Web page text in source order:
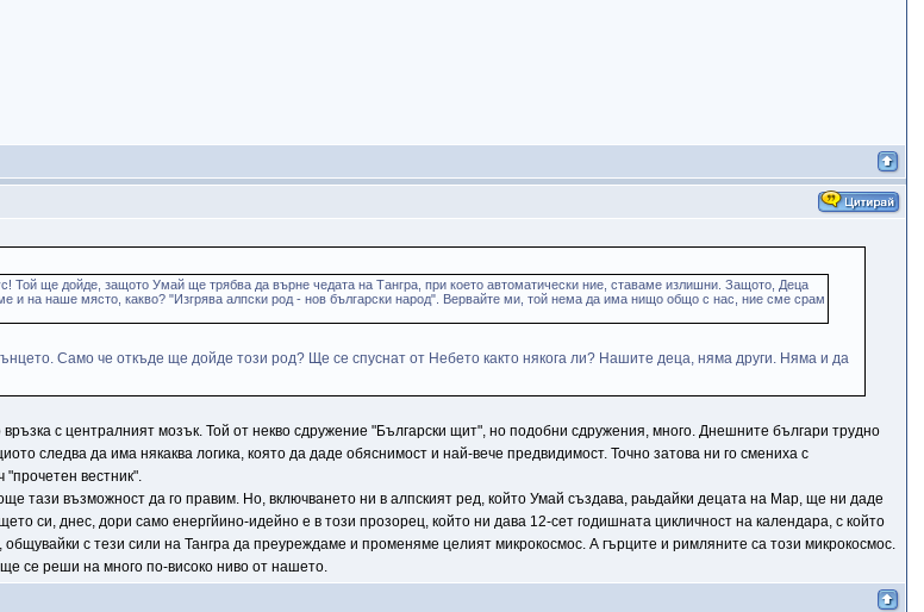
Той ще дойде, защото Умай ще трябва да върне чедата на Тангра, при което автоматически ние, ставаме излишни. Защото, Деца
и на наше място, какво? "Изгрява алпски род - нов български народ". Вервайте ми, той нема да има нищо общо с нас, ние сме срам
Само че откъде ще дойде този род? Ще се спуснат от Небето както някога ли? Нашите деца, няма други. Няма и да
с централният мозък. Той от некво сдружение "Български щит", но подобни сдружения, много. Днешните българи трудно
следва да има някаква логика, която да даде обяснимост и най-вече предвидимост. Точно затова ни го смениха с
вестник".
тази възможност да го правим. Но, включването ни в алпският ред, който Умай създава, раьдайки децата на Мар, ще ни даде
си, днес, дори само енергйино-идейно е в този прозорец, който ни дава 12-сет годишната цикличност на календара, с който
с тези сили на Тангра да преуреждаме и променяме целият микрокосмос. А гърците и римляните са този микрокосмос.
ще се реши на много по-високо ниво от нашето.